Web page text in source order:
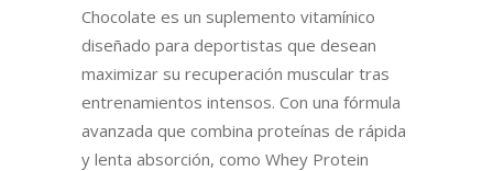
Chocolate es un suplemento vitamínico
diseñado para deportistas que desean
maximizar su recuperación muscular tras
entrenamientos intensos. Con una fórmula
avanzada que combina proteínas de rápida
y lenta absorción, como Whey Protein